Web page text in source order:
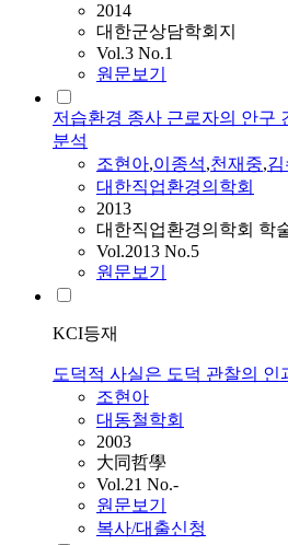
2014
대한군상담학회지
Vol.3 No.1
원문보기
저습환경 종사 근로자의 안구
분석
조현아,이종석,천재중,김
대한직업환경의학회
2013
대한직업환경의학회 학
Vol.2013 No.5
원문보기
KCI등재
도덕적 사실은 도덕 관찰의 인
조현아
대동철학회
2003
大同哲學
Vol.21 No.-
원문보기
복사/대출신청